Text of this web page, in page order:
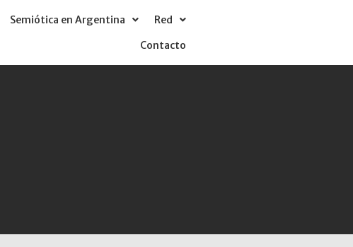
Semiótica en Argentina
Red
Contacto